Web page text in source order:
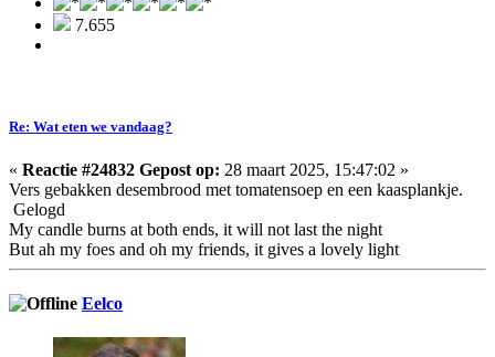
7.655
Re: Wat eten we vandaag?
« Reactie #24832 Gepost op: 28 maart 2025, 15:47:02 »
Vers gebakken desembrood met tomatensoep en een kaasplankje.
Gelogd
My candle burns at both ends, it will not last the night
But ah my foes and oh my friends, it gives a lovely light
Eelco